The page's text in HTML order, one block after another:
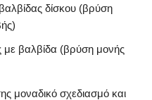
δίσκου (βρύση
με βαλβίδα (βρύση μονής
μοναδικό σχεδιασμό και